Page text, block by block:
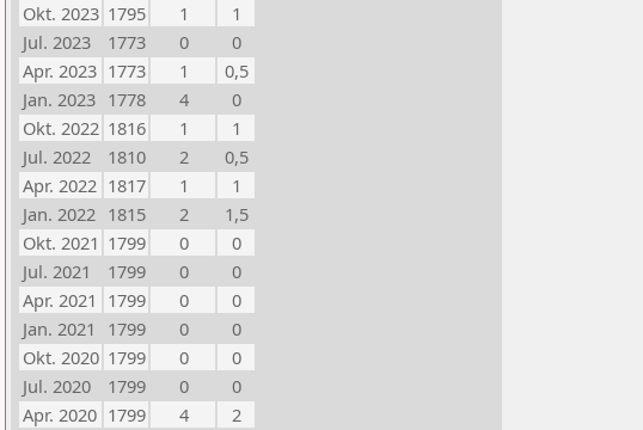
Okt. 2023 1795 1
1
Jul. 2023
1773 0
0
Apr. 2023 1773 1
0,5
Jan. 2023 1778 4
0
Okt. 2022 1816 1
1
Jul. 2022
1810 2
0,5
Apr. 2022 1817 1
1
Jan. 2022 1815 2
1,5
Okt. 2021 1799 0
0
Jul. 2021
1799 0
0
Apr. 2021 1799 0
0
Jan. 2021
1799 0
0
Okt. 2020 1799 0
0
Jul. 2020
1799 0
0
Apr. 2020 1799 4
2